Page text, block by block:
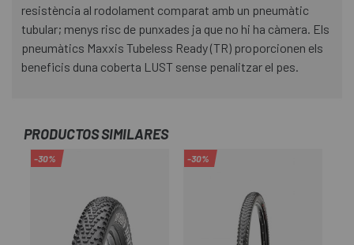
resistència al rodolament comparat amb un pneumàtic
tubular; menys risc de punxades ja que no hi ha càmera. Els
pneumàtics Maxxis Tubeless Ready (TR) proporcionen els
beneficis duna coberta LUST sense penalitzar el pes.
PRODUCTOS SIMILARES
-30% -30%